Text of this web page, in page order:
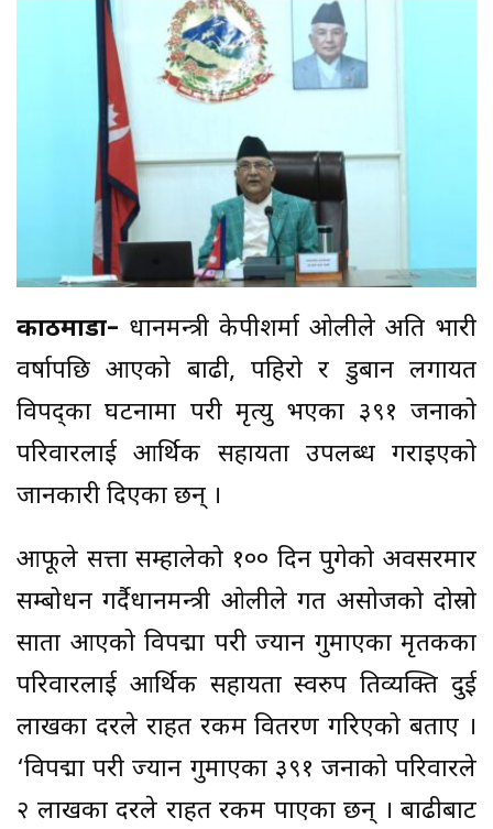
काठमाडौं– प्रधानमन्त्री केपीशर्मा ओलीले अति भारी
वर्षापछि आएको बाढी, पहिरो र डुबान लगायत
विपद्का घटनामा परी मृत्यु भएका ३९१ जनाको
परिवारलाई आर्थिक सहायता उपलब्ध गराइएको
जानकारी दिएका छन् ।
आफूले सत्ता सम्हालेको १०० दिन पुगेको अवसरमार
सम्बोधन गर्दैप्रधानमन्त्री ओलीले गत असोजको दोस्रो
साता आएको विपद्मा परी ज्यान गुमाएका मृतकका
परिवारलाई आर्थिक सहायता स्वरुप प्रतिव्यक्ति दुई
लाखका दरले राहत रकम वितरण गरिएको बताए ।
‘विपद्मा परी ज्यान गुमाएका ३९१ जनाको परिवारले
२ लाखका दरले राहत रकम पाएका छन् । बाढीबाट